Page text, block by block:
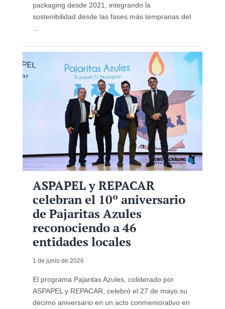
packaging desde 2021, integrando la
sostenibilidad desde las fases más tempranas del
ASPAPEL y REPACAR
celebran el 10º aniversario
de Pajaritas Azules
reconociendo a 46
entidades locales
1 de junio de 2026
El programa Pajaritas Azules, coliderado por
ASPAPEL y REPACAR, celebró el 27 de mayo su
décimo aniversario en un acto conmemorativo en